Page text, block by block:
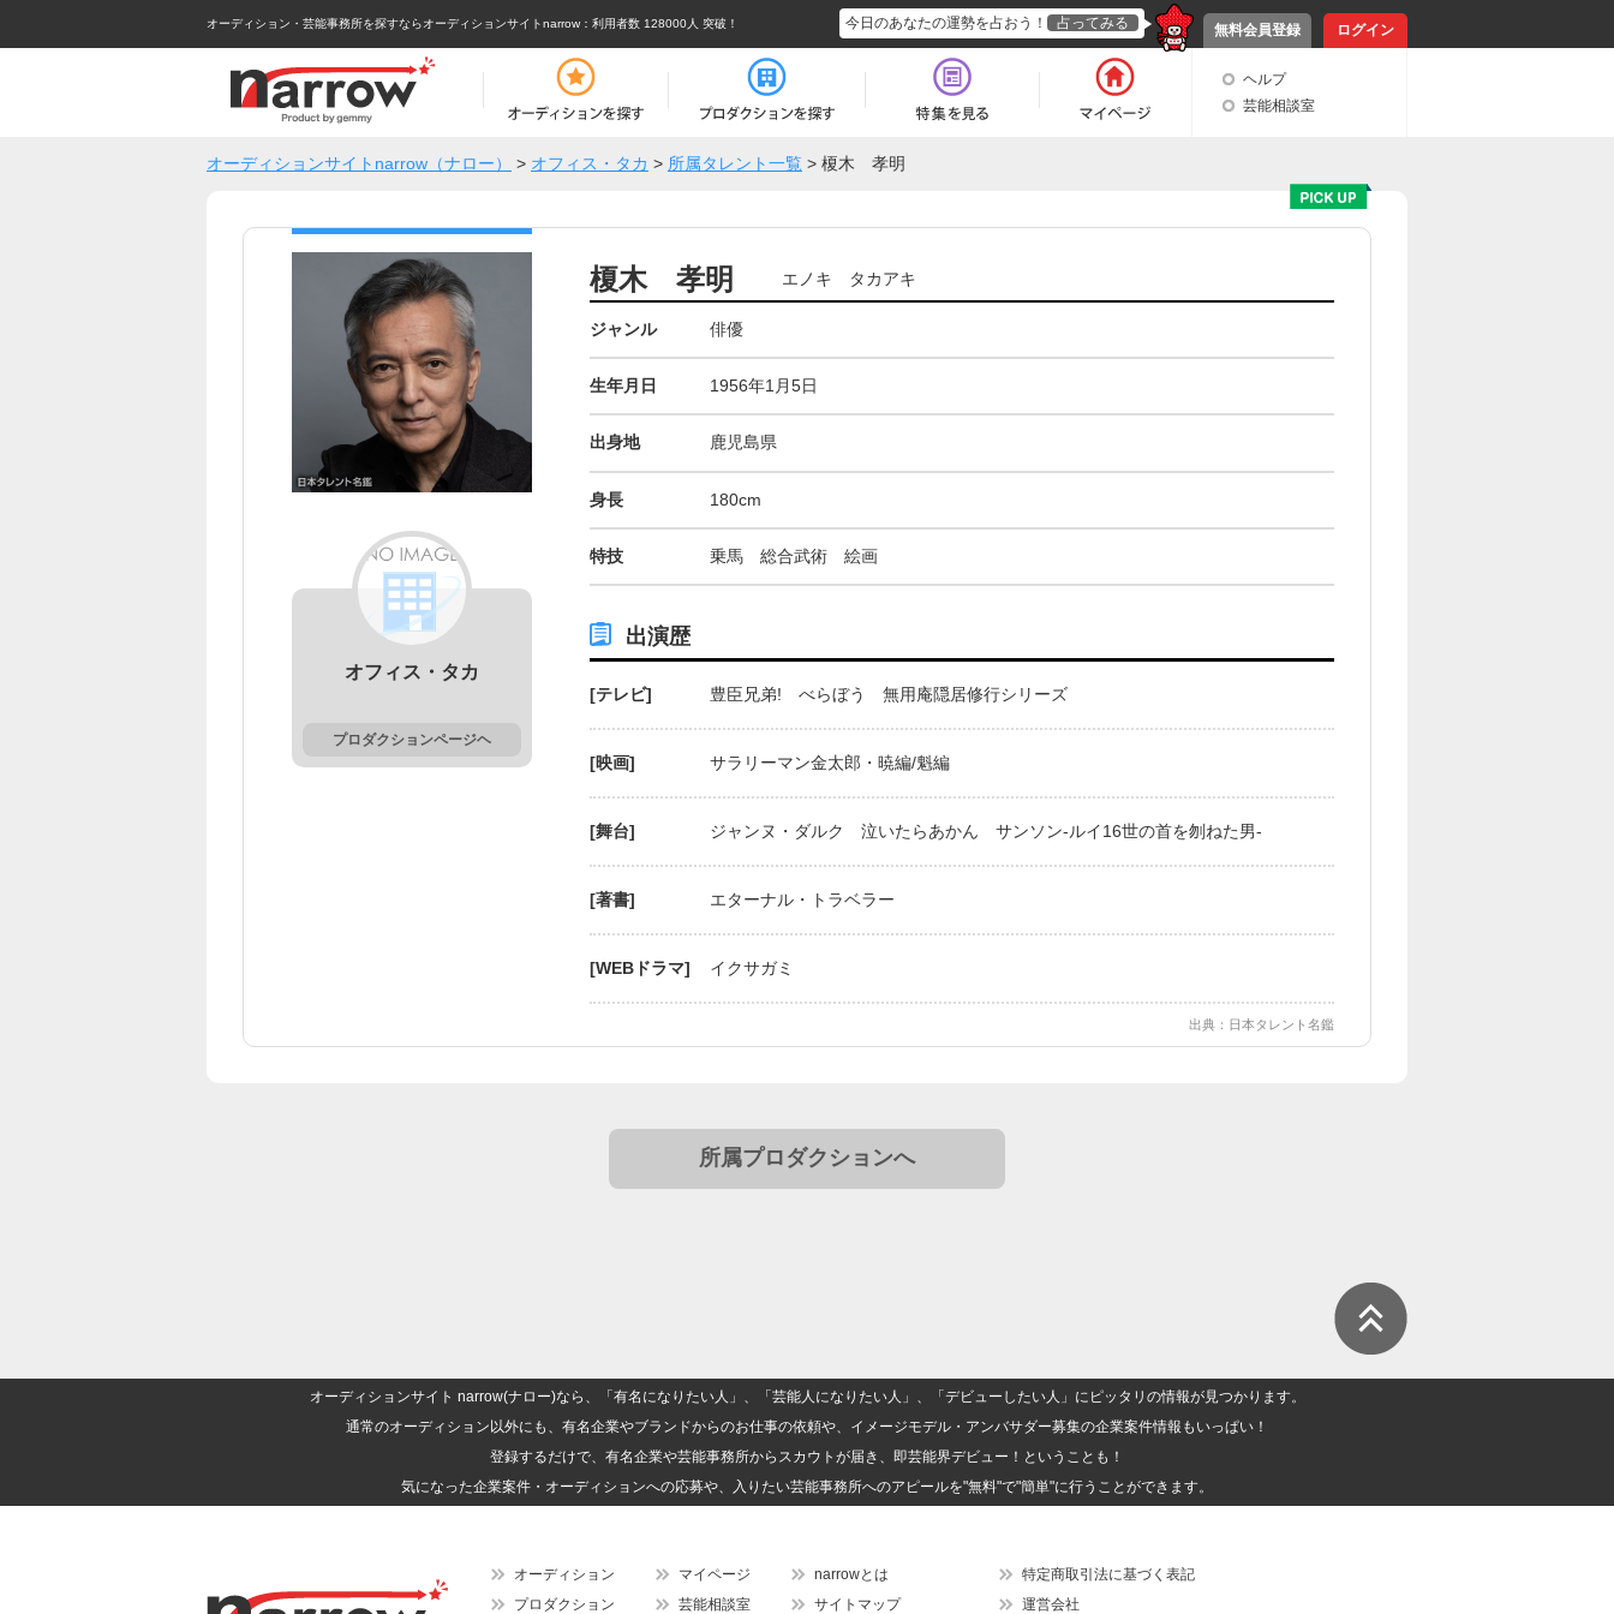
オーディション・芸能事務所を探すならオーディションサイトnarrow ：利用者数 128000人 突破！ 無料会員登録 ログイン
今日のあなたの運勢を占おう！ 占ってみる
ヘルプ
芸能相談室
オーディションサイトnarrow（ナロー） > オフィス・タカ > 所属タレント一覧 > 榎木 孝明
オフィス・タカ
プロダクションページヘ
榎木 孝明 エノキ タカアキ
ジャンル 俳優
生年月日 1956年1月5日
出身地 鹿児島県
身長 180cm
特技 乗馬 総合武術 絵画
出演歴
[テレビ] 豊臣兄弟! べらぼう 無用庵隠居修行シリーズ
[映画] サラリーマン金太郎・暁編/魁編
[舞台] ジャンヌ・ダルク 泣いたらあかん サンソン-ルイ16世の首を刎ねた男-
[著書] エターナル・トラベラー
[WEBドラマ] イクサガミ
出典：日本タレント名鑑
所属プロダクションへ
オーディションサイト narrow(ナロー)なら、「有名になりたい人」、「芸能人になりたい人」、「デビューしたい人」にピッタリの情報が見つかります。
通常のオーディション以外にも、有名企業やブランドからのお仕事の依頼や、イメージモデル・アンバサダー募集の企業案件情報もいっぱい！
登録するだけで、有名企業や芸能事務所からスカウトが届き、即芸能界デビュー！ということも！
気になった企業案件・オーディションへの応募や、入りたい芸能事務所へのアピールを"無料"で"簡単"に行うことができます。
オーディション
プロダクション
マイページ
芸能相談室
narrowとは
サイトマップ
特定商取引法に基づく表記
運営会社